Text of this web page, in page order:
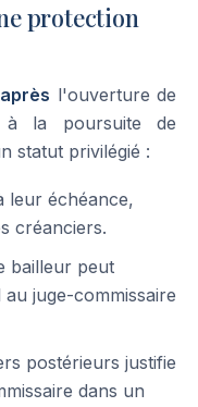
protection
après l'ouverture de
à la poursuite de
statut privilégié :
leur échéance,
créanciers.
bailleur peut
juge-commissaire
postérieurs justifie
dans un